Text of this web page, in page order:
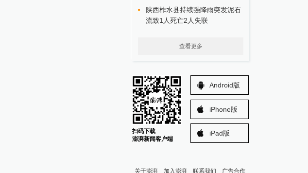
陕西柞水县持续强降雨突发泥石
流致1人死亡2人失联
查看更多
扫码下载
澎湃新闻客户端
Android版
iPhone版
iPad版
关于澎湃 加入澎湃 联系我们 广告合作